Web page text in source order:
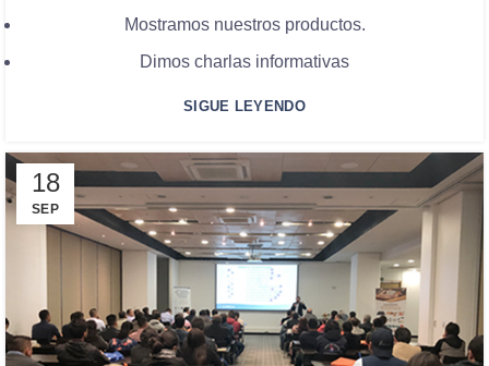
Mostramos nuestros productos.
Dimos charlas informativas
SIGUE LEYENDO
18
SEP